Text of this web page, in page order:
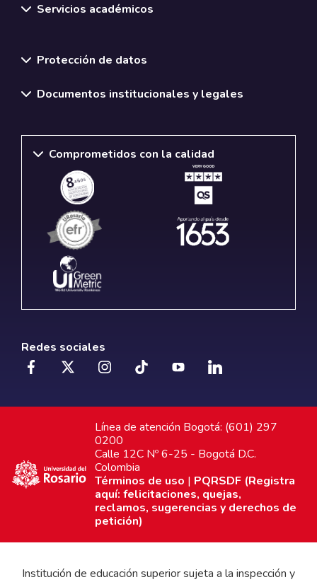
Servicios académicos
Protección de datos
Documentos institucionales y legales
Comprometidos con la calidad
Redes sociales
Línea de atención Bogotá: (601) 297
0200
Calle 12C Nº 6-25 - Bogotá D.C.
Colombia
Términos de uso | PQRSDF (Registra
aquí: felicitaciones, quejas,
reclamos, sugerencias y derechos de
petición)
Institución de educación superior sujeta a la inspección y